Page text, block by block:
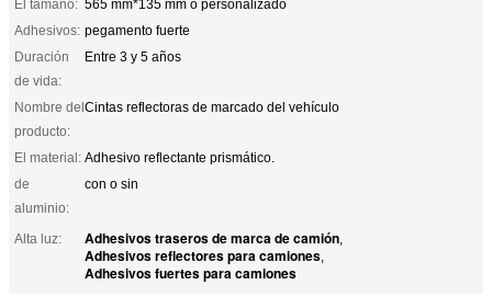
El tamaño: 565 mm*135 mm o personalizado
Adhesivos: pegamento fuerte
Duración
de vida:
Entre 3 y 5 años
Nombre del
producto:
Cintas reflectoras de marcado del vehículo
El material: Adhesivo reflectante prismático.
de
aluminio:
con o sin
Alta luz: Adhesivos traseros de marca de camión,
Adhesivos reflectores para camiones,
Adhesivos fuertes para camiones